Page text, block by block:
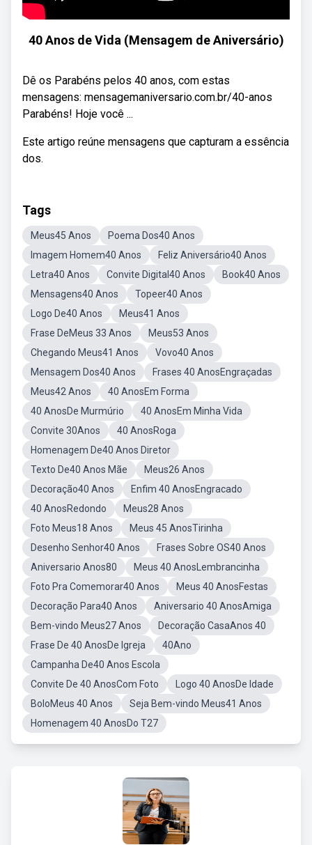
40 Anos de Vida (Mensagem de Aniversário)
Dê os Parabéns pelos 40 anos, com estas
mensagens: mensagemaniversario.com.br/40-anos
Parabéns! Hoje você ...
Este artigo reúne mensagens que capturam a essência
dos.
Tags
Meus45 Anos
Poema Dos40 Anos
Imagem Homem40 Anos
Feliz Aniversário40 Anos
Letra40 Anos
Convite Digital40 Anos
Book40 Anos
Mensagens40 Anos
Topeer40 Anos
Logo De40 Anos
Meus41 Anos
Frase DeMeus 33 Anos
Meus53 Anos
Chegando Meus41 Anos
Vovo40 Anos
Mensagem Dos40 Anos
Frases 40 AnosEngraçadas
Meus42 Anos
40 AnosEm Forma
40 AnosDe Murmúrio
40 AnosEm Minha Vida
Convite 30Anos
40 AnosRoga
Homenagem De40 Anos Diretor
Texto De40 Anos Mãe
Meus26 Anos
Decoração40 Anos
Enfim 40 AnosEngracado
40 AnosRedondo
Meus28 Anos
Foto Meus18 Anos
Meus 45 AnosTirinha
Desenho Senhor40 Anos
Frases Sobre OS40 Anos
Aniversario Anos80
Meus 40 AnosLembrancinha
Foto Pra Comemorar40 Anos
Meus 40 AnosFestas
Decoração Para40 Anos
Aniversario 40 AnosAmiga
Bem-vindo Meus27 Anos
Decoração CasaAnos 40
Frase De 40 AnosDe Igreja
40Ano
Campanha De40 Anos Escola
Convite De 40 AnosCom Foto
Logo 40 AnosDe Idade
BoloMeus 40 Anos
Seja Bem-vindo Meus41 Anos
Homenagem 40 AnosDo T27